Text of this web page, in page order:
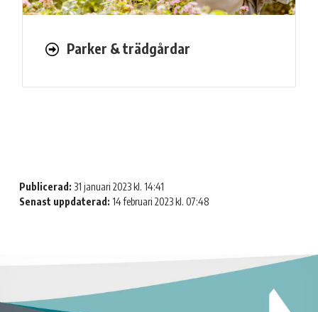
Parker & trädgårdar
Publicerad: 31 januari 2023 kl. 14:41
Senast uppdaterad: 14 februari 2023 kl. 07:48